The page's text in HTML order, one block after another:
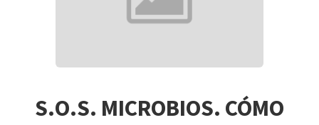
S.O.S. MICROBIOS. CÓMO